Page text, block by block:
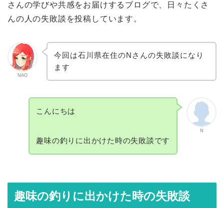
さんの学びや共感をお届けするブログで、日々たくさ
んの人の失敗談を投稿しています。
NAO
今回は石川県在住のNさんの失敗談になり
ます
N
こんにちは
趣味の釣りに出かけた時の失敗談です
趣味の釣りに出かけた時の失敗談